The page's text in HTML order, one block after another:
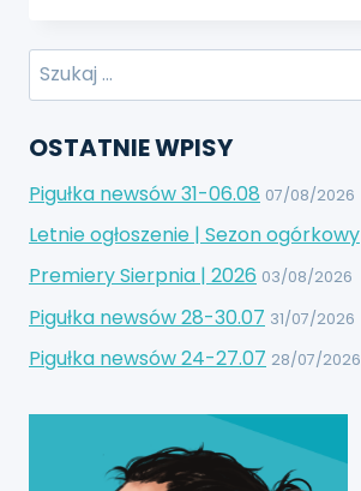
03.10
Szukaj:
OSTATNIE WPISY
Pigułka newsów 31-06.08 07/08/2026
Letnie ogłoszenie | Sezon ogórkowy
Premiery Sierpnia | 2026 03/08/2026
Pigułka newsów 28-30.07 31/07/2026
Pigułka newsów 24-27.07 28/07/2026